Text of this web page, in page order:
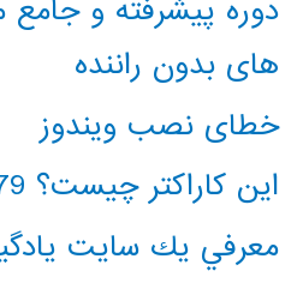
دوره پیشرفته و
های بدون راننده
خطای نصب ویندوز
این کاراکتر چیست؟ 65279
معرفي يك سايت